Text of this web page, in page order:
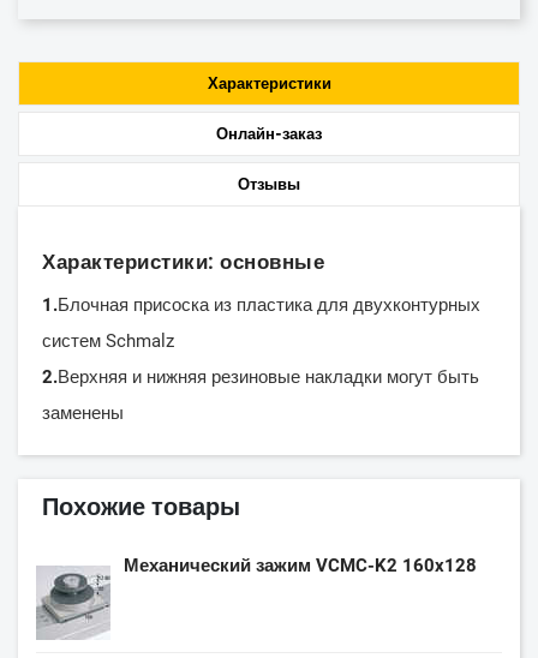
Характеристики
Онлайн-заказ
Отзывы
Характеристики: основные
1.Блочная присоска из пластика для двухконтурных
систем Schmalz
2.Верхняя и нижняя резиновые накладки могут быть
заменены
Похожие товары
Механический зажим VCMC-K2 160x128